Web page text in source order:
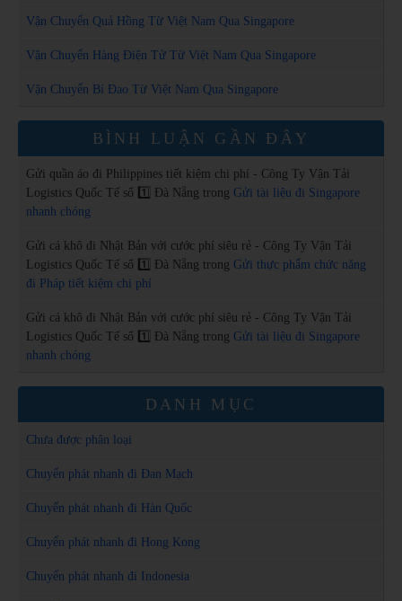
Vận Chuyển Quả Hồng Từ Việt Nam Qua Singapore
Vận Chuyển Hàng Điện Tử Từ Việt Nam Qua Singapore
Vận Chuyển Bí Đao Từ Việt Nam Qua Singapore
BÌNH LUẬN GẦN ĐÂY
Gửi quần áo đi Philippines tiết kiệm chi phí - Công Ty Vận Tải
Logistics Quốc Tế số 1️⃣ Đà Nẵng trong Gửi tài liệu đi Singapore
nhanh chóng
Gửi cá khô đi Nhật Bản với cước phí siêu rẻ - Công Ty Vận Tải
Logistics Quốc Tế số 1️⃣ Đà Nẵng trong Gửi thực phẩm chức năng
đi Pháp tiết kiệm chi phí
Gửi cá khô đi Nhật Bản với cước phí siêu rẻ - Công Ty Vận Tải
Logistics Quốc Tế số 1️⃣ Đà Nẵng trong Gửi tài liệu đi Singapore
nhanh chóng
DANH MỤC
Chưa được phân loại
Chuyển phát nhanh đi Đan Mạch
Chuyển phát nhanh đi Hàn Quốc
Chuyển phát nhanh đi Hong Kong
Chuyển phát nhanh đi Indonesia